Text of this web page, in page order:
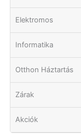
Elektromos
Informatika
Otthon Háztartás
Zárak
Akciók